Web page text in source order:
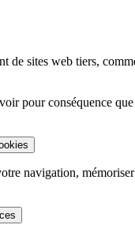
de sites web tiers,
pour conséquence
navigation,